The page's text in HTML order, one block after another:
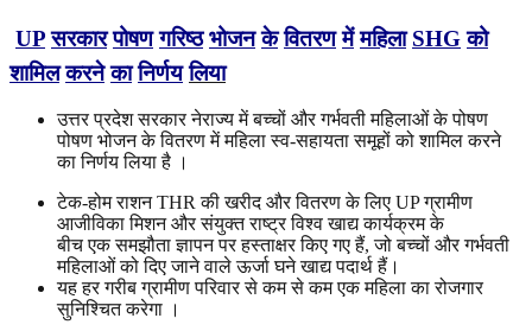
UP सरकार पोषण गरिष्ठ भोजन के वितरण में महिला SHG को
शामिल करने का निर्णय लिया
उत्तर प्रदेश सरकार नेराज्य में बच्चों और गर्भवती महिलाओं के पोषण
पोषण भोजन के वितरण में महिला स्व-सहायता समूहों को शामिल करने
का निर्णय लिया है ।
टेक-होम राशन THR की खरीद और वितरण के लिए UP ग्रामीण
आजीविका मिशन और संयुक्त राष्ट्र विश्व खाद्य कार्यक्रम के
बीच एक समझौता ज्ञापन पर हस्ताक्षर किए गए हैं, जो बच्चों और गर्भवती
महिलाओं को दिए जाने वाले ऊर्जा घने खाद्य पदार्थ हैं।
यह हर गरीब ग्रामीण परिवार से कम से कम एक महिला का रोजगार
सुनिश्चित करेगा ।